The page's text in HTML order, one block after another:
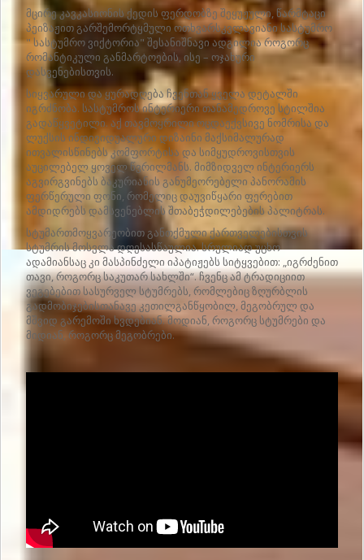
მცირე კავკასიონის ქედის ფერდობზე შეყუჟული, წარმტაცი
პეიზაჟით გარშემორტყმული ოთხვარსკვლავიანი სასტუმრო
" სასტუმრო ვიქტორია" შესანიშნავი ადგილია როგორც
რომანტიკული განმარტოების, ისე – ოჯახური
დასვენებისთვის.
სიყვარული და ყურადღება ჩვენთან ყველა დეტალში
იგრძნობა. სასტუმროს ინტერიერი თანამედროვე სტილშია
გადაწყვეტილი. აქ თავმოყრილი ოცდაექვსივე ნომრისა და
ლუქსის ინდივიდუალური დიზაინი მაქსიმალურად
ითვალისწინებს კომფორტისა და სიმყუდროვისთვის
აუცილებელ ყოველ წვრილმანს. მიმზიდველ ინტერიერს
აგვირგვინებს ბაკურიანის განუმეორებელი პანორამის
ფერწერული ფონი, რომელიც დაუვიწყარი ფერებით
ამდიდრებს დამსვენებლის შთაბეჭდილებების პალიტრას.
სტუმართმოყვარეობით განთქმული ქართველებისთვის
სტუმრის მოსვლა დღესასწაულია. სრულიად უცხო
ადამიანსაც კი მასპინძელი იპატიჟებს სიტყვებით: „იგრძენით
თავი, როგორც საკუთარ სახლში“. ჩვენც ამ ტრადიციით
ვეგებებით სასურველ სტუმრებს, რომლებიც ზღურბლის
გადმობიჯებისთანავე კეთილგანწყობილ, მეგობრულ და
მშვიდ გარემოში ხვდებიან. მოდიან, როგორც სტუმრები და
მიდიან, როგორც მეგობრები.